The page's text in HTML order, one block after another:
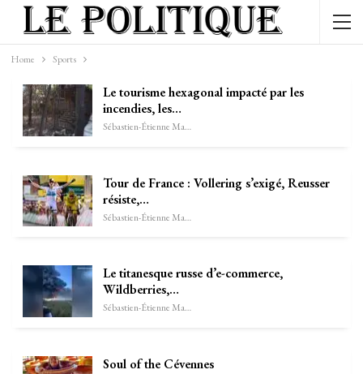
Home Sports
Le tourisme hexagonal impacté par les
incendies, les…
Sébastien-Étienne Marechal
Tour de France : Vollering s’exigé, Reusser
résiste,…
Sébastien-Étienne Marechal
Le titanesque russe d’e-commerce,
Wildberries,…
Sébastien-Étienne Marechal
Soul of the Cévennes